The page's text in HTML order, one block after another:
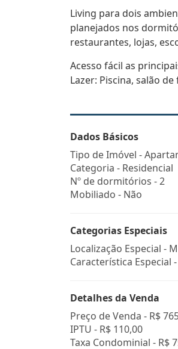
Living para dois
planejados nos
restaurantes, lojas,
Acesso fácil as
Lazer: Piscina, salão
Dados Básicos
Tipo de Imóvel -
Categoria - Residencial
Nº de dormitórios - 2
Mobiliado - Não
Categorias Especiais
Localização Especial -
Característica Especial
Detalhes da Venda
Preço de Venda - R$
IPTU - R$ 110,00
Taxa Condominial - R$